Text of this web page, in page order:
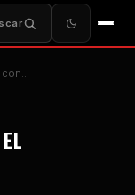
con…